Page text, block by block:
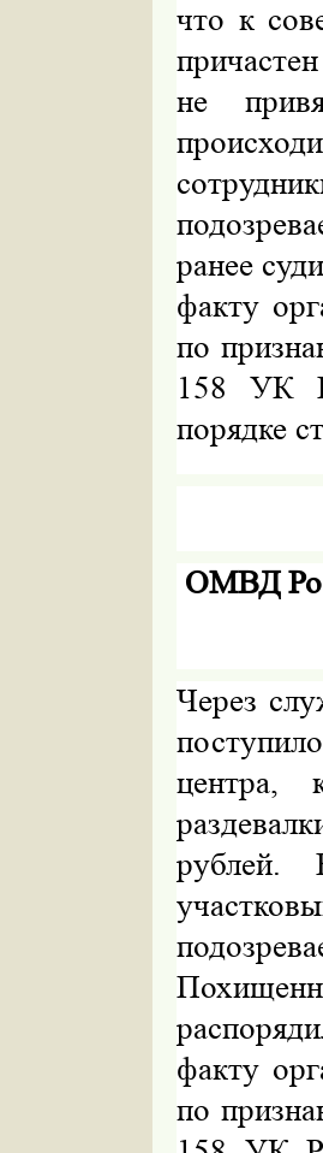
что к
не
ранее
факту
по
158 УК
порядке
ОМВД
Через
центра,
рублей.
факту
по